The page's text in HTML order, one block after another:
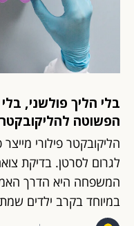
בלי הליך פולשני,
הפשוטה להליקובקטר
הליקובקטר פילורי
לגרום לסרטן. בדיקת
המשפחה היא הדרך
במיוחד בקרב ילדים